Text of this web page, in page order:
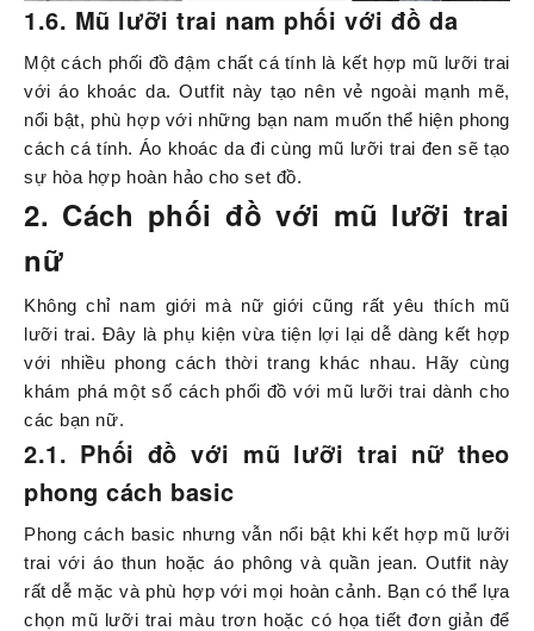
1.6. Mũ lưỡi trai nam phối với đồ da
Một cách phối đồ đậm chất cá tính là kết hợp mũ lưỡi trai
với áo khoác da. Outfit này tạo nên vẻ ngoài mạnh mẽ,
nổi bật, phù hợp với những bạn nam muốn thể hiện phong
cách cá tính. Áo khoác da đi cùng mũ lưỡi trai đen sẽ tạo
sự hòa hợp hoàn hảo cho set đồ.
2. Cách phối đồ với mũ lưỡi trai
nữ
Không chỉ nam giới mà nữ giới cũng rất yêu thích mũ
lưỡi trai. Đây là phụ kiện vừa tiện lợi lại dễ dàng kết hợp
với nhiều phong cách thời trang khác nhau. Hãy cùng
khám phá một số cách phối đồ với mũ lưỡi trai dành cho
các bạn nữ.
2.1. Phối đồ với mũ lưỡi trai nữ theo
phong cách basic
Phong cách basic nhưng vẫn nổi bật khi kết hợp mũ lưỡi
trai với áo thun hoặc áo phông và quần jean. Outfit này
rất dễ mặc và phù hợp với mọi hoàn cảnh. Bạn có thể lựa
chọn mũ lưỡi trai màu trơn hoặc có họa tiết đơn giản để